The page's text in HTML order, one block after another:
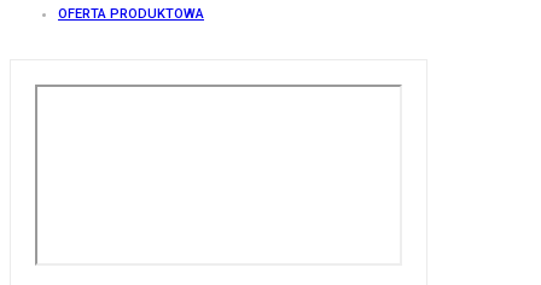
OFERTA PRODUKTOWA